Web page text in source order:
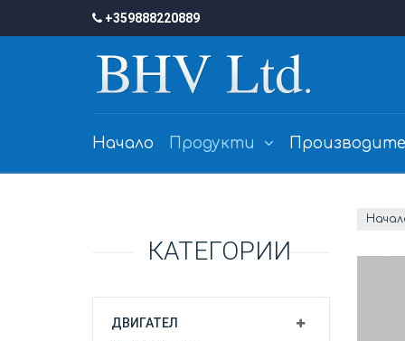
+359888220889
Начало Продукти
КАТЕГОРИИ
ДВИГАТЕЛ